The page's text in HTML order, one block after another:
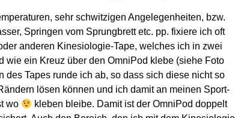
sehr schwitzigen Angelegenheiten, bzw.
Springen vom Sprungbrett etc. pp. fixiere ich oft
anderen Kinesiologie-Tape, welches ich in zwei
wie ein Kreuz über den OmniPod klebe (siehe Foto
des Tapes runde ich ab, so dass sich diese nicht so
lösen können und ich damit an meinen Sport-
wo
kleben bleibe. Damit ist der OmniPod doppelt